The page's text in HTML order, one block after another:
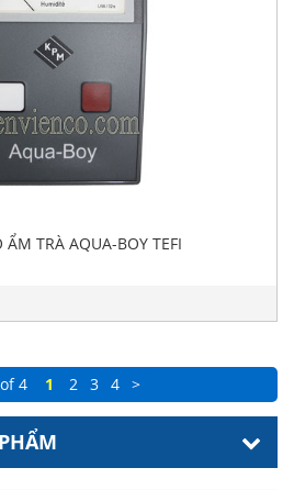
TRÀ AQUA-BOY TEFI
4 1 2 3 4 >